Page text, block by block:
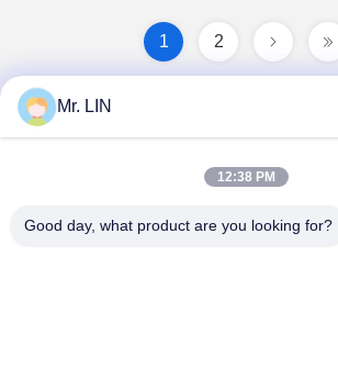
1 2
Mr. LIN
12:38 PM
Good day, what product are you looking for?